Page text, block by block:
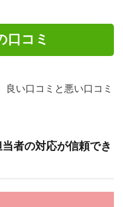
口コミ
良い口コミと悪い口コミ
者の対応が信頼でき